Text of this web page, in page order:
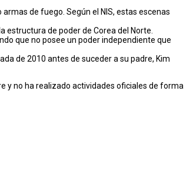
de fuego. Según el NIS, estas escenas
de poder de Corea del Norte.
que no posee un poder independiente que
de 2010 antes de suceder a su padre, Kim
y no ha realizado actividades oficiales de forma